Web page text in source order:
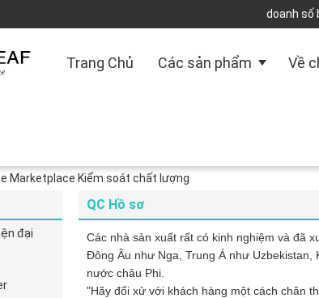
doanh số
Trang Chủ Các sản phẩm Về
Marketplace Kiểm soát chất lượng
đại
QC Hồ sơ
Các nhà sản xuất rất có kinh nghiệm và đã
Đông Âu như Nga, Trung Á như
nước châu Phi.
"Hãy đối xử với khách hàng một cách chân